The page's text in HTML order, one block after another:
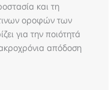
και τη
οροφών των
για την ποιότητά
απόδοση